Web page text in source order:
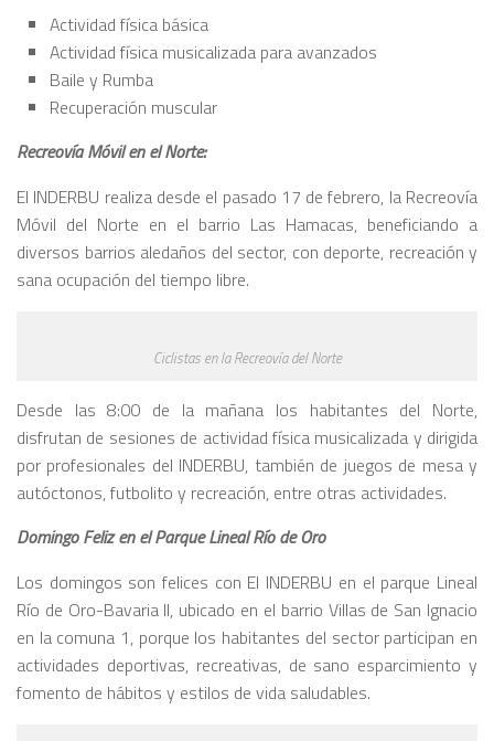
Actividad física básica
Actividad física musicalizada para avanzados
Baile y Rumba
Recuperación muscular
Recreovía Móvil en el Norte:
El INDERBU realiza desde el pasado 17 de febrero, la Recreovía
Móvil del Norte en el barrio Las Hamacas, beneficiando a
diversos barrios aledaños del sector, con deporte, recreación y
sana ocupación del tiempo libre.
Ciclistas en la Recreovía del Norte
Desde las 8:00 de la mañana los habitantes del Norte,
disfrutan de sesiones de actividad física musicalizada y dirigida
por profesionales del INDERBU, también de juegos de mesa y
autóctonos, futbolito y recreación, entre otras actividades.
Domingo Feliz en el Parque Lineal Río de Oro
Los domingos son felices con El INDERBU en el parque Lineal
Río de Oro-Bavaria II, ubicado en el barrio Villas de San Ignacio
en la comuna 1, porque los habitantes del sector participan en
actividades deportivas, recreativas, de sano esparcimiento y
fomento de hábitos y estilos de vida saludables.